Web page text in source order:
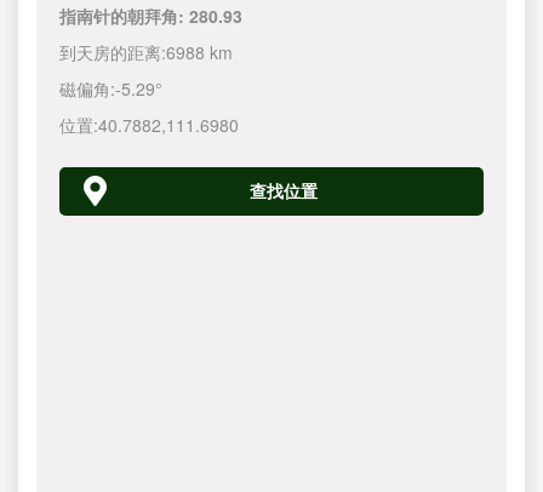
指南针的朝拜角:280.93
到天房的距离:6988 km
磁偏角:-5.29°
位置:40.7882,111.6980
查找位置